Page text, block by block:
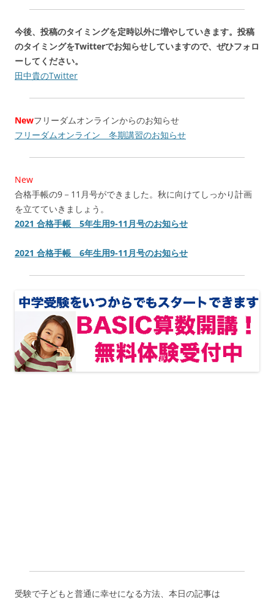
今後、投稿のタイミングを定時以外に増やしていきます。投稿
のタイミングをTwitterでお知らせしていますので、ぜひフォロ
ーしてください。
田中貴のTwitter
Newフリーダムオンラインからのお知らせ
フリーダムオンライン 冬期講習のお知らせ
New
合格手帳の9－11月号ができました。秋に向けてしっかり計画
を立てていきましょう。
2021 合格手帳 5年生用9-11月号のお知らせ
2021 合格手帳 6年生用9-11月号のお知らせ
受験で子どもと普通に幸せになる方法、本日の記事は